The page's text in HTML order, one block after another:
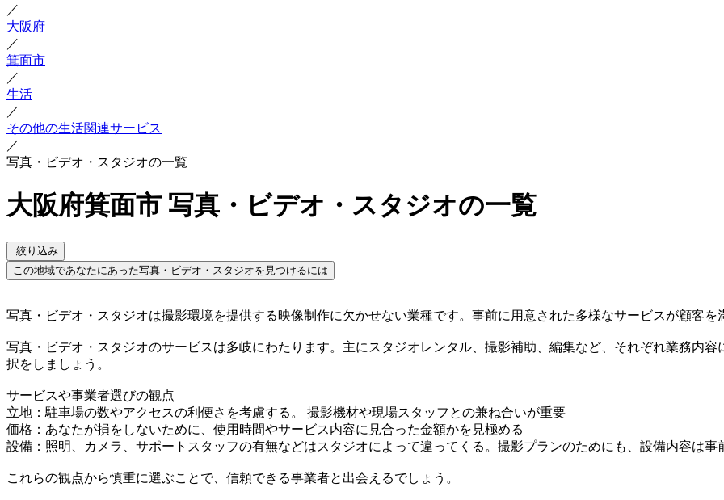
／
大阪府
／
箕面市
／
生活
／
その他の生活関連サービス
／
写真・ビデオ・スタジオの一覧
大阪府箕面市 写真・ビデオ・スタジオの一覧
絞り込み
この地域であなたにあった写真・ビデオ・スタジオを見つけるには
写真・ビデオ・スタジオは撮影環境を提供する映像制作に欠かせない業種です。事前に用意された多様なサービスが顧客を
写真・ビデオ・スタジオのサービスは多岐にわたります。主にスタジオレンタル、撮影補助、編集など、それぞれ業務内
択をしましょう。
サービスや事業者選びの観点
立地：駐車場の数やアクセスの利便さを考慮する。 撮影機材や現場スタッフとの兼ね合いが重要
価格：あなたが損をしないために、使用時間やサービス内容に見合った金額かを見極める
設備：照明、カメラ、サポートスタッフの有無などはスタジオによって違ってくる。撮影プランのためにも、設備内容は事
これらの観点から慎重に選ぶことで、信頼できる事業者と出会えるでしょう。